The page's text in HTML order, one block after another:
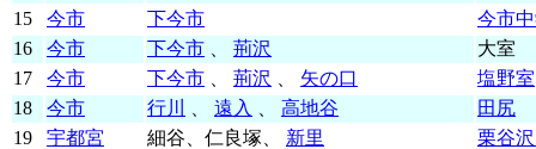
15
今市 下今市
今市
16
今市 下今市 荊沢
大室
17
今市 下今市 荊沢 矢の口
塩野室
18
今市 行川 遠入 高地谷
田尻
19
宇都宮 細谷、仁良塚、 新里
栗谷